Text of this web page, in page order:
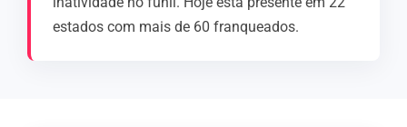
estados com mais de 60 franqueados.